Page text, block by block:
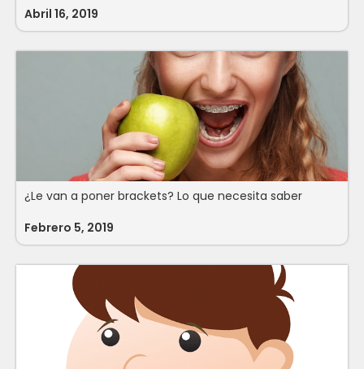
Abril 16, 2019
¿Le van a poner brackets? Lo que necesita saber
Febrero 5, 2019